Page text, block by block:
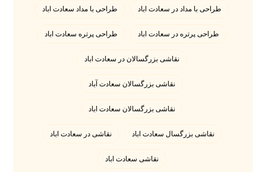
طراحی با مداد در سعادت اباد طراحی با مداد سعادت اباد
طراحی پرتره در سعادت اباد طراحی پرتره سعادت اباد
نقاشی بزرگسالان در سعادت اباد
نقاشی بزرگسالان سعادت آباد
نقاشی بزرگسالان سعادت اباد
نقاشی بزرگسال سعادت اباد نقاشی در سعادت اباد
نقاشی سعادت اباد